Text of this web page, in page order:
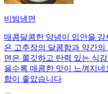
비빔냉면
매콤달콤한 양념이 입안을
은 고추장의 달콤함과 약간
면은 쫄깃하고 탄력 있는 식
을수록 매콤한 맛이 느껴지
합이 좋았습니다